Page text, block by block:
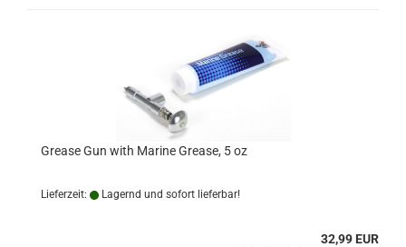
Grease Gun with Marine Grease, 5 oz
Lieferzeit: Lagernd und sofort lieferbar!
32,99 EUR